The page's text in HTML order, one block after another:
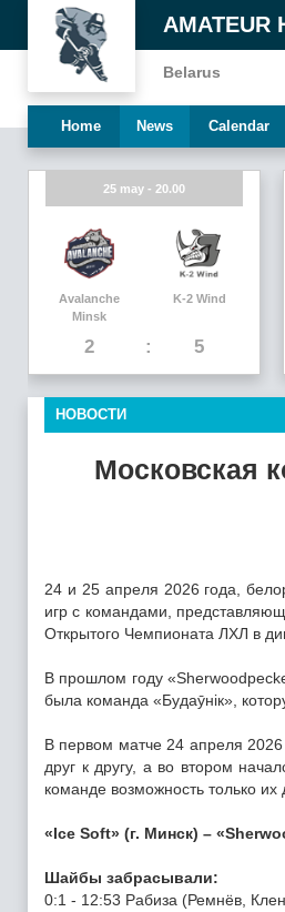
AMATEUR
Belarus
Home News Calendar
25 may - 20.00
Avalanche
Minsk
2
K-2 Wind
5
НОВОСТИ
Московская
24 и 25 апреля 2026 года,
игр с командами,
Открытого Чемпионата ЛХЛ в
В прошлом году
была команда «Будаӯнiк»,
В первом матче 24 апреля
друг к другу, а во втором
команде возможность только
«Ice Soft» (г. Минск) –
Шайбы забрасывали:
0:1 - 12:53 Рабиза (Ремнёв,